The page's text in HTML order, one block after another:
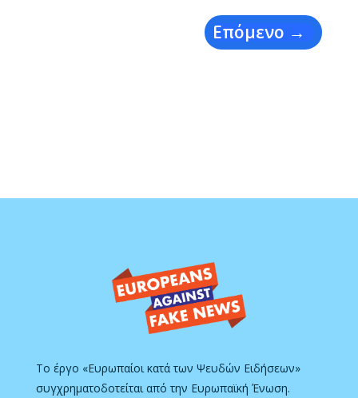
Επόμενο →
Το έργο «Ευρωπαίοι κατά των Ψευδών Ειδήσεων»
συγχρηματοδοτείται από την Ευρωπαϊκή Ένωση.